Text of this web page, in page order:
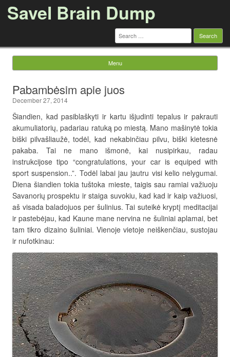
Savel Brain Dump
Search
for:
Menu
Pabambėsim apie juos
December 27, 2014
Šiandien, kad pasiblaškyti ir kartu išjudinti tepalus ir pakrauti
akumuliatorių, padariau ratuką po miestą. Mano mašinytė tokia
biški pilvašliaužė, todėl, kad nekabinčiau pilvu, biški kietesnė
pakaba. Tai ne mano išmonė, kai nusipirkau, radau
instrukcijose tipo “congratulations, your car is equiped with
sport suspension..”. Todėl labai jau jautru visi kelio nelygumai.
Diena šiandien tokia tuštoka mieste, taigis sau ramiai važiuoju
Savanorių prospektu ir staiga suvokiu, kad kad ir kaip važiuosi,
aš visada baladojuos per šulinius. Tai suteikė kryptį meditacijai
ir pastebėjau, kad Kaune mane nervina ne šuliniai aplamai, bet
tam tikro dizaino šuliniai. Vienoje vietoje neiškenčiau, sustojau
ir nufotkinau: